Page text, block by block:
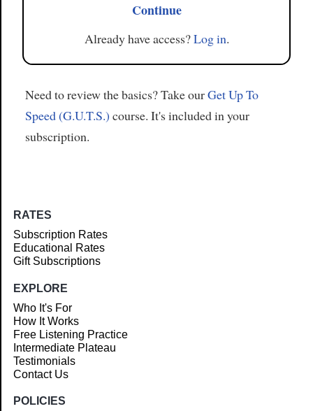
Continue
Already have access?Log in.
Need to review the basics? Take ourGet Up To
Speed (G.U.T.S.) course. It's included in your
subscription.
RATES
Subscription Rates
Educational Rates
Gift Subscriptions
EXPLORE
Who It's For
How It Works
Free Listening Practice
Intermediate Plateau
Testimonials
Contact Us
POLICIES